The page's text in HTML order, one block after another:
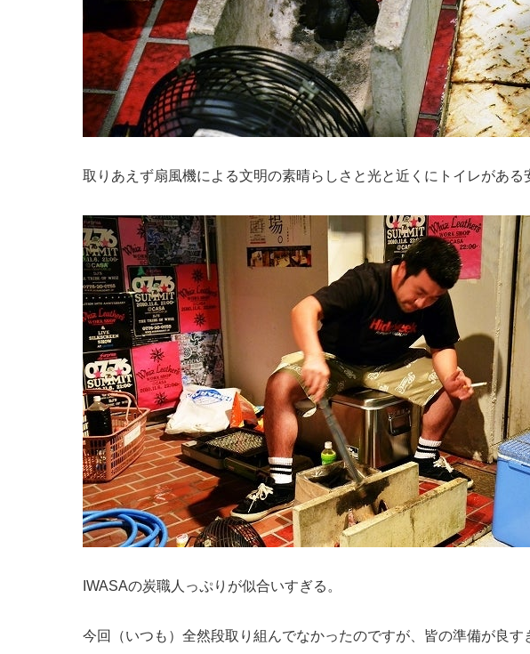
取りあえず扇風機による文明の素晴らしさと光と近くにトイレがある
IWASAの炭職人っぷりが似合いすぎる。
今回（いつも）全然段取り組んでなかったのですが、皆の準備が良す